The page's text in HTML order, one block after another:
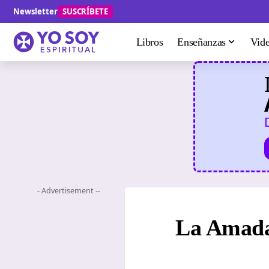
Newsletter SUSCRÍBETE
Libros Enseñanzas
- Advertisement --
La